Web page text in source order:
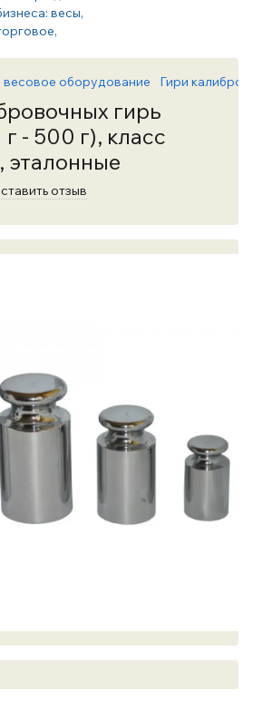
весовое оборудование Гири
гирь
г - 500 г), класс
эталонные
отзыв